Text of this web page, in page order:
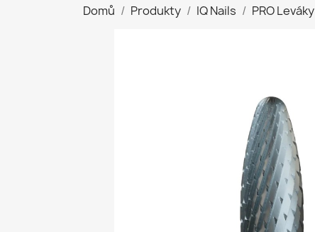
Domů Produkty IQ Nails PRO Leváky